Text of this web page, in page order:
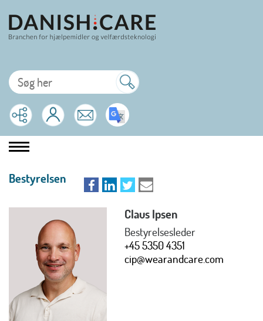
Bestyrelsen
Claus Ipsen
Bestyrelsesleder
+45 5350 4351
cip@wearandcare.com